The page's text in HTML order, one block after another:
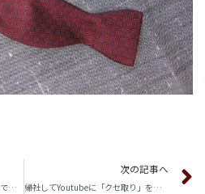
お盆期間中もお電話下さればいつでも開店してお待ち申し上げます
次の記事へ
帰社してYoutubeに「クセ取り」をアップしています.